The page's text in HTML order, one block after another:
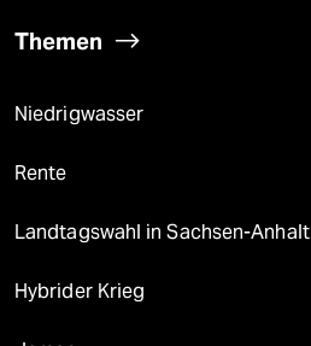
Themen
Niedrigwasser
Rente
Landtagswahl in Sachsen-Anhalt
Hybrider Krieg